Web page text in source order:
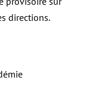
directions.